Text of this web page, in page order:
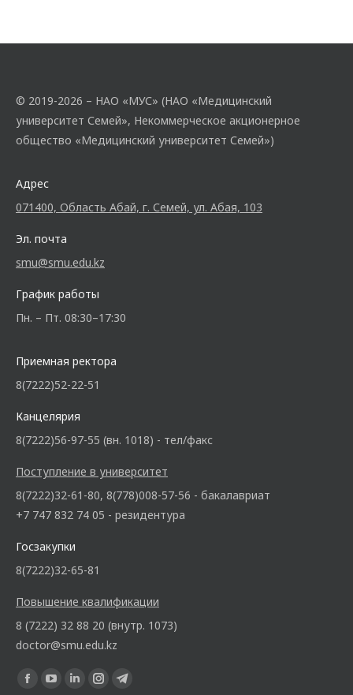
© 2019-2026 – НАО «МУС» (НАО «Медицинский
университет Семей», Некоммерческое акционерное
общество «Медицинский университет Семей»)
Адрес
071400, Область Абай, г. Семей, ул. Абая, 103
Эл. почта
smu@smu.edu.kz
График работы
Пн. – Пт. 08:30–17:30
Приемная ректора
8(7222)52-22-51
Канцелярия
8(7222)56-97-55 (вн. 1018) - тел/факс
Поступление в университет
8(7222)32-61-80, 8(778)008-57-56 - бакалавриат
+7 747 832 74 05 - резидентура
Госзакупки
8(7222)32-65-81
Повышение квалификации
8 (7222) 32 88 20 (внутр. 1073)
doctor@smu.edu.kz
Ищите нас: